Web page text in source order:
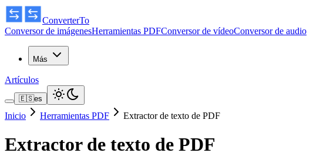
ConverterTo
Conversor de imágenesHerramientas PDFConversor de vídeoConversor de audio
Más
Artículos
🇪🇸es
Inicio Herramientas PDF Extractor de texto de PDF
Extractor de texto de PDF